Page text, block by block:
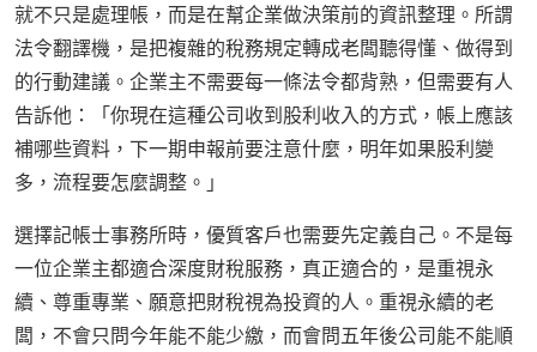
就不只是處理帳，而是在幫企業做決策前的資訊整理。所謂
法令翻譯機，是把複雜的稅務規定轉成老闆聽得懂、做得到
的行動建議。企業主不需要每一條法令都背熟，但需要有人
告訴他：「你現在這種公司收到股利收入的方式，帳上應該
補哪些資料，下一期申報前要注意什麼，明年如果股利變
多，流程要怎麼調整。」
選擇記帳士事務所時，優質客戶也需要先定義自己。不是每
一位企業主都適合深度財稅服務，真正適合的，是重視永
續、尊重專業、願意把財稅視為投資的人。重視永續的老
闆，不會只問今年能不能少繳，而會問五年後公司能不能順